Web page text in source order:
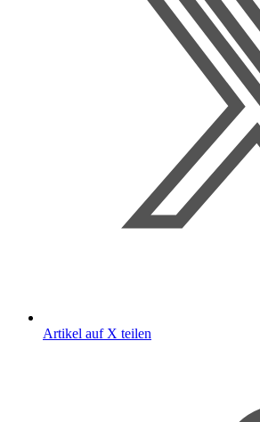
Artikel auf X teilen